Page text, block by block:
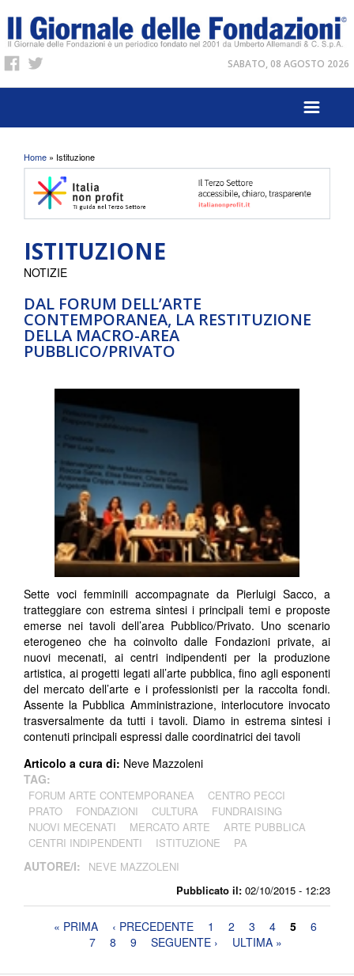
SABATO, 08 AGOSTO 2026
Tu sei qui
Home » Istituzione
ISTITUZIONE
DAL FORUM DELL’ARTE
CONTEMPORANEA, LA RESTITUZIONE
DELLA MACRO-AREA
PUBBLICO/PRIVATO
Pubblicato il: 02/10/2015 - 12:23
NOTIZIE
Sette voci femminili accompagnate da Pierluigi Sacco, a
tratteggiare con estrema sintesi i principali temi e proposte
emerse nei tavoli dell’area Pubblico/Privato. Uno scenario
eterogeneo che ha coinvolto dalle Fondazioni private, ai
nuovi mecenati, ai centri indipendenti per la produzione
artistica, ai progetti legati all’arte pubblica, fino agli esponenti
del mercato dell’arte e i professionisti per la raccolta fondi.
Assente la Pubblica Amministrazione, interlocutore invocato
trasversalmente da tutti i tavoli. Diamo in estrema sintesi i
contenuti principali espressi dalle coordinatrici dei tavoli
Articolo a cura di: Neve Mazzoleni
TAG:
FORUM ARTE CONTEMPORANEA
CENTRO PECCI
PRATO
FONDAZIONI CULTURA
FUNDRAISING
NUOVI MECENATI
MERCATO ARTE
ARTE PUBBLICA
CENTRI INDIPENDENTI
ISTITUZIONE PA
AUTORE/I: NEVE MAZZOLENI
Pagine« PRIMA ‹ PRECEDENTE 1 2 3 4 5
6
7
8 9 SEGUENTE › ULTIMA »